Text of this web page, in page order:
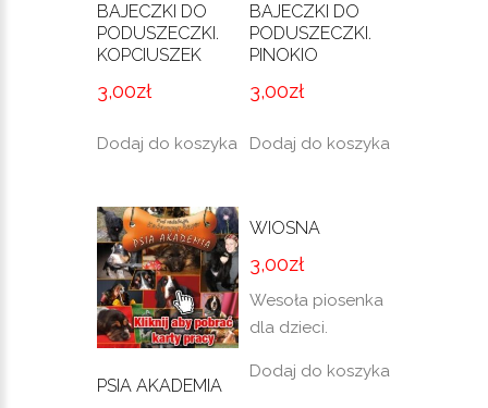
BAJECZKI DO
PODUSZECZKI.
KOPCIUSZEK
3,00zł
Dodaj do koszyka
BAJECZKI DO
PODUSZECZKI.
PINOKIO
3,00zł
Dodaj do koszyka
PSIA AKADEMIA
WIOSNA
3,00zł
Wesoła piosenka
dla dzieci.
Dodaj do koszyka